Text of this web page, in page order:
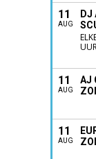
11
AUG
DJ
11
AUG
AJ
11
AUG